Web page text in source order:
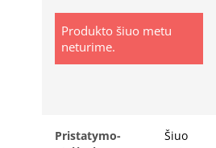
Produkto šiuo metu
neturime.
Pristatymo-
Šiuo